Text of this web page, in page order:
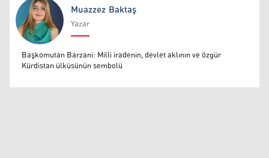
Muazzez Baktaş
Muazzez Baktaş
Yazar
Başkomutan Barzani: Milli iradenin, devlet aklının ve özgür
Kürdistan ülküsünün sembolü